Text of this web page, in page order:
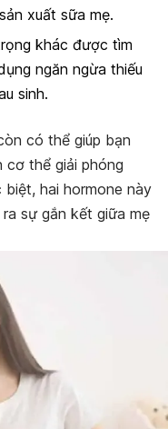
xuất sữa mẹ.
khác được tìm
ngăn ngừa thiếu
sinh.
có thể giúp bạn
cơ thể giải phóng
hai hormone này
sự gắn kết giữa mẹ